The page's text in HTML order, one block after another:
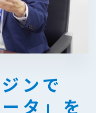
ンで
タ」を